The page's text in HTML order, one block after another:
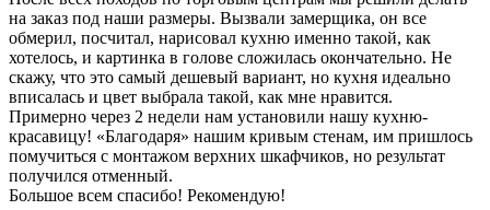
на заказ под наши размеры. Вызвали замерщика, он все
обмерил, посчитал, нарисовал кухню именно такой, как
хотелось, и картинка в голове сложилась окончательно. Не
скажу, что это самый дешевый вариант, но кухня идеально
вписалась и цвет выбрала такой, как мне нравится.
Примерно через 2 недели нам установили нашу кухню-
красавицу! «Благодаря» нашим кривым стенам, им пришлось
помучиться с монтажом верхних шкафчиков, но результат
получился отменный.
Большое всем спасибо! Рекомендую!